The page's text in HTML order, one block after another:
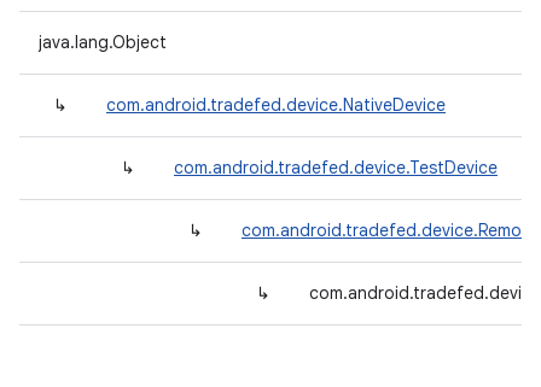
java.lang.Object
↳ com.android.tradefed.device.NativeDevice
↳ com.android.tradefed.device.TestDevice
↳
↳